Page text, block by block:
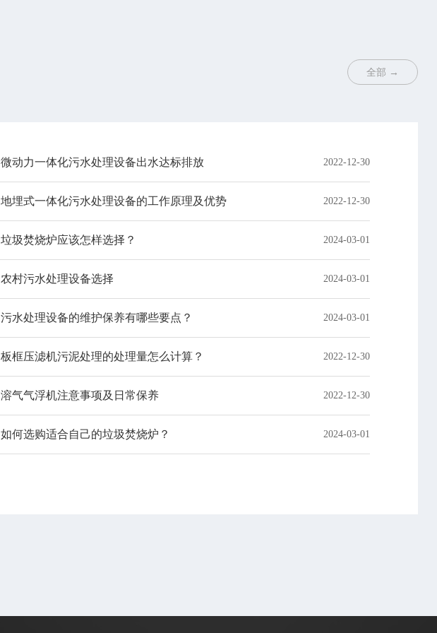
全部 →
微动力一体化污水处理设备出水达标排放 2022-12-30
地埋式一体化污水处理设备的工作原理及优势 2022-12-30
垃圾焚烧炉应该怎样选择？ 2024-03-01
农村污水处理设备选择 2024-03-01
污水处理设备的维护保养有哪些要点？ 2024-03-01
板框压滤机污泥处理的处理量怎么计算？ 2022-12-30
溶气气浮机注意事项及日常保养 2022-12-30
如何选购适合自己的垃圾焚烧炉？ 2024-03-01